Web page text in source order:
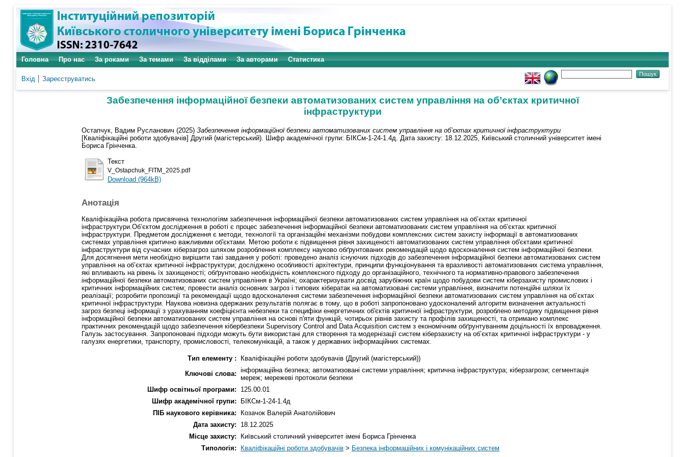
Головна Про нас За роками За темами За відділами За авторами Статистика
Вхід Зареєструватись
Забезпечення інформаційної безпеки автоматизованих систем управління на об’єктах критичної
інфраструктури
Остапчук, Вадим Русланович (2025) Забезпечення інформаційної безпеки автоматизованих систем управління на об’єктах критичної інфраструктури
[Кваліфікаційні роботи здобувачів] Другий (магістерський). Шифр академічної групи: БІКСм-1-24-1.4д. Дата захисту: 18.12.2025, Київський столичний університет імені
Бориса Грінченка.
Текст
V_Ostapchuk_FITM_2025.pdf
Download (964kB)
Анотація
Кваліфікаційна робота присвячена технологіям забезпечення інформаційної безпеки автоматизованих систем управління на об’єктах критичної
інфраструктури.Об’єктом дослідження в роботі є процес забезпечення інформаційної безпеки автоматизованих систем управління на об’єктах критичної
інфраструктури. Предметом дослідження є методи, технології та організаційні механізми побудови комплексних систем захисту інформації в автоматизованих
системах управління критично важливими об'єктами. Метою роботи є підвищення рівня захищеності автоматизованих систем управління об'єктами критичної
інфраструктури від сучасних кіберзагроз шляхом розроблення комплексу науково обґрунтованих рекомендацій щодо вдосконалення систем інформаційної безпеки.
Для досягнення мети необхідно вирішити такі завдання у роботі: проведено аналіз існуючих підходів до забезпечення інформаційної безпеки автоматизованих систем
управління на об’єктах критичної інфраструктури; досліджено особливості архітектури, принципи функціонування та вразливості автоматизованих система управління,
які впливають на рівень їх захищеності; обґрунтовано необхідність комплексного підходу до організаційного, технічного та нормативно-правового забезпечення
інформаційної безпеки автоматизованих систем управління в Україні; охарактеризувати досвід зарубіжних країн щодо побудови систем кіберзахисту промислових і
критичних інформаційних систем; провести аналіз основних загроз і типових кібератак на автоматизовані системи управління, визначити потенційні шляхи їх
реалізації; розробити пропозиції та рекомендації щодо вдосконалення системи забезпечення інформаційної безпеки автоматизованих систем управління на об’єктах
критичної інфраструктури. Наукова новизна одержаних результатів полягає в тому, що в роботі запропоновано удосконалений алгоритм визначення актуальності
загроз безпеці інформації з урахуванням коефіцієнта небезпеки та специфіки енергетичних об'єктів критичної інфраструктури, розроблено методику підвищення рівня
інформаційної безпеки автоматизованих систем управління на основі п'яти функцій, чотирьох рівнів захисту та профілів захищеності, та отримано комплекс
практичних рекомендацій щодо забезпечення кібербезпеки Supervisory Control and Data Acquisition систем з економічним обґрунтуванням доцільності їх впровадження.
Галузь застосування. Запропоновані підходи можуть бути використані для створення та модернізації систем кіберзахисту на об’єктах критичної інфраструктури - у
галузях енергетики, транспорту, промисловості, телекомунікацій, а також у державних інформаційних системах.
Тип елементу :
Кваліфікаційні роботи здобувачів (Другий (магістерський))
Ключові слова: інформаційна безпека; автоматизовані системи управління; критична інфраструктура; кіберзагрози; сегментація
мереж; мережеві протоколи безпеки
Шифр освітньої програми:
125.00.01
Шифр академічної групи:
БІКСм-1-24-1.4д
ПІБ наукового керівника:
Козачок Валерій Анатолійович
Дата захисту:
18.12.2025
Місце захисту:
Київський столичний університет імені Бориса Грінченка
Типологія:
Кваліфікаційні роботи здобувачів > Безпека інформаційних і комунікаційних систем